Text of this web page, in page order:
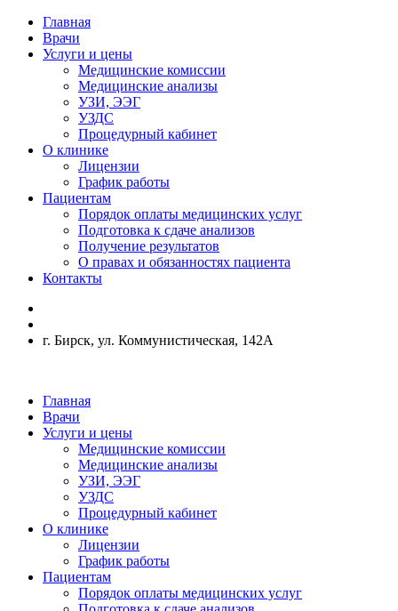
Главная
Врачи
Услуги и цены
Медицинские комиссии
Медицинские анализы
УЗИ, ЭЭГ
УЗДС
Процедурный кабинет
О клинике
Лицензии
График работы
Пациентам
Порядок оплаты медицинских услуг
Подготовка к сдаче анализов
Получение результатов
О правах и обязанностях пациента
Контакты
г. Бирск, ул. Коммунистическая, 142А
Главная
Врачи
Услуги и цены
Медицинские комиссии
Медицинские анализы
УЗИ, ЭЭГ
УЗДС
Процедурный кабинет
О клинике
Лицензии
График работы
Пациентам
Порядок оплаты медицинских услуг